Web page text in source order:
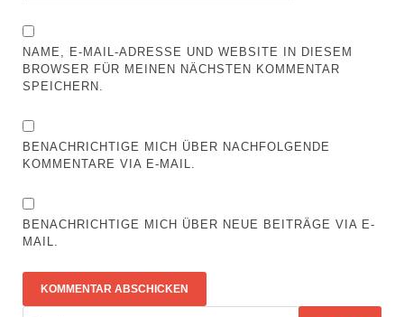
NAME, E-MAIL-ADRESSE UND WEBSITE IN DIESEM
BROWSER FÜR MEINEN NÄCHSTEN KOMMENTAR
SPEICHERN.
BENACHRICHTIGE MICH ÜBER NACHFOLGENDE
KOMMENTARE VIA E-MAIL.
BENACHRICHTIGE MICH ÜBER NEUE BEITRÄGE VIA E-
MAIL.